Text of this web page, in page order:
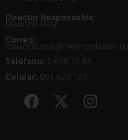
Director Responsable:
Mauricio Riva
Correo:
mauricio.riva@metropolitano.uy
Teléfono: 2 698 78 66
Celular: 091 673 129